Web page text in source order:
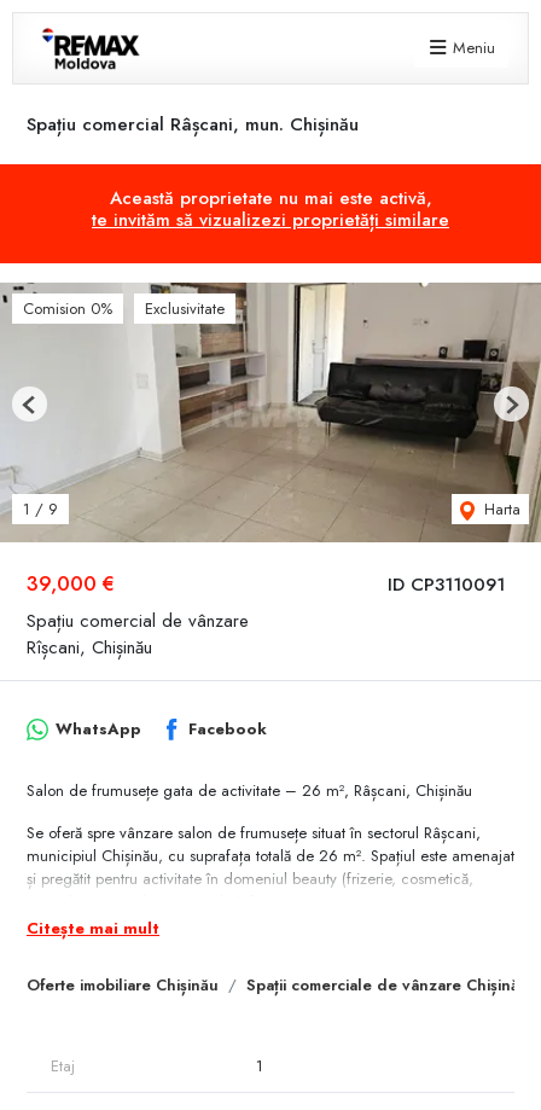
Meniu
Spațiu comercial Râșcani, mun. Chișinău
Această proprietate nu mai este activă,
te invităm să vizualizezi proprietăți similare
ID CP3110091
39,000 €
Spațiu comercial de vânzare
Rîșcani, Chișinău
Comision 0% Exclusivitate
1 / 9 Harta
Previous Next
Oferte imobiliare Chișinău Spații comerciale de vânzare Chișinău
WhatsApp Facebook
Salon de frumusețe gata de activitate – 26 m², Râșcani, Chișinău
Se oferă spre vânzare salon de frumusețe situat în sectorul Râșcani,
municipiul Chișinău, cu suprafața totală de 26 m². Spațiul este amenajat
și pregătit pentru activitate în domeniul beauty (frizerie, cosmetică,
Salonul dispune de o compartimentare practică, lumină naturală și
O oportunitate bună atât pentru specialiști din domeniul beauty, cât și
Preț: 39 000 euro.
Citește mai mult
Etaj 1